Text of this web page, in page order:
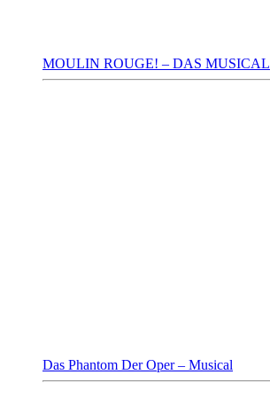
MOULIN ROUGE! – DAS MUSICAL
Das Phantom Der Oper – Musical